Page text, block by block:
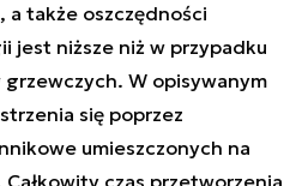
także oszczędności
jest niższe niż w przypadku
W opisywanym
się poprzez
umieszczonych na